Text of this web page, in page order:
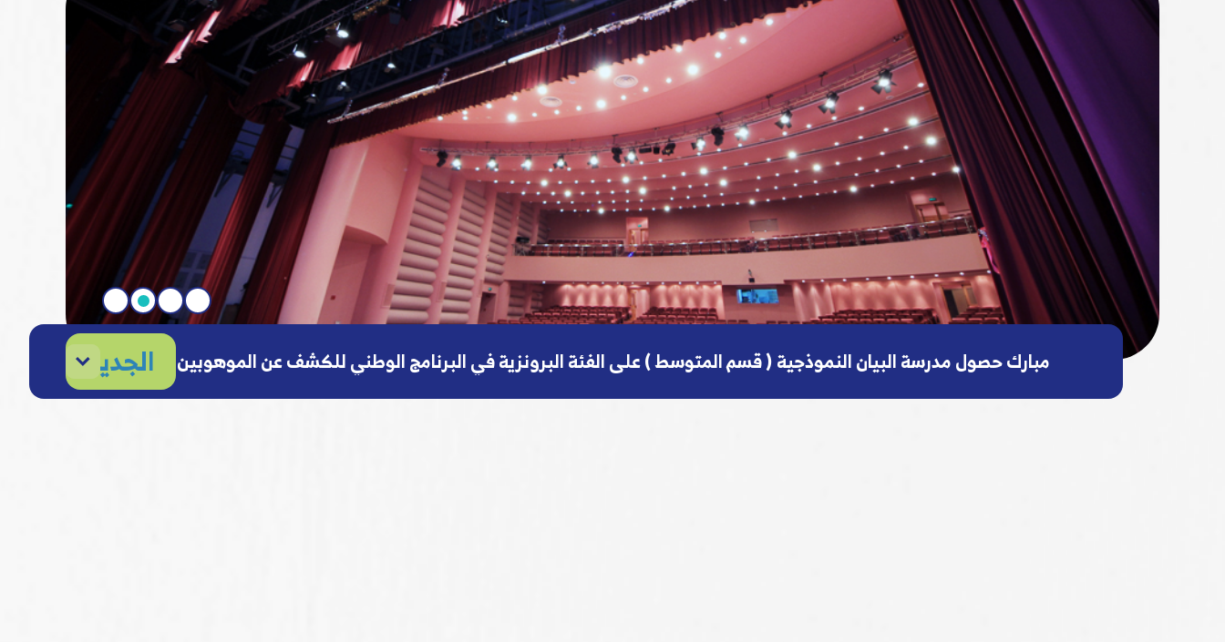
شكر لمدارس البيان على دعم وإنجاز كتب المكفوفين حول صحة الأسنان
مبارك حصول مدرسة البيان النموذجية ( قسم المتوسط ) على الفئة البرونزية في البرنامج الوطني للكشف عن الموهوبين
مبارك حصول مدرسة البيان النموذجية ( قسم الابتدائي ) على الفئة الذهبية في البرنامج الوطني للكشف عن الموهوبين الجديد